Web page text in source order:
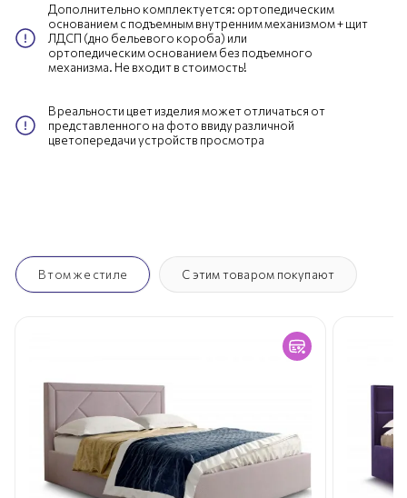
Дополнительно комплектуется: ортопедическим
основанием с подъемным внутренним механизмом + щит
ЛДСП (дно бельевого короба) или
ортопедическим основанием без подъемного
механизма. Не входит в стоимость!
В реальности цвет изделия может отличаться от
представленного на фото ввиду различной
цветопередачи устройств просмотра
В том же стиле С этим товаром покупают